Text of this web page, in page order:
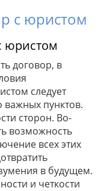
с юристом
юристом
договор, в
следует
важных пунктов.
сторон. Во-
возможность
всех этих
в будущем.
и четкости